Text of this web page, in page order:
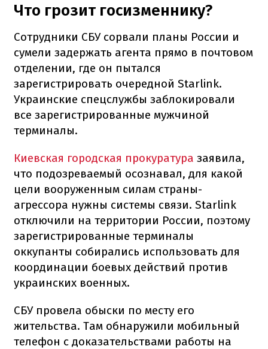
Что грозит госизменнику?
Сотрудники СБУ сорвали планы России и
сумели задержать агента прямо в почтовом
отделении, где он пытался
зарегистрировать очередной Starlink.
Украинские спецслужбы заблокировали
все зарегистрированные мужчиной
терминалы.
Киевская городская прокуратура заявила,
что подозреваемый осознавал, для какой
цели вооруженным силам страны-
агрессора нужны системы связи. Starlink
отключили на территории России, поэтому
зарегистрированные терминалы
оккупанты собирались использовать для
координации боевых действий против
украинских военных.
СБУ провела обыски по месту его
жительства. Там обнаружили мобильный
телефон с доказательствами работы на